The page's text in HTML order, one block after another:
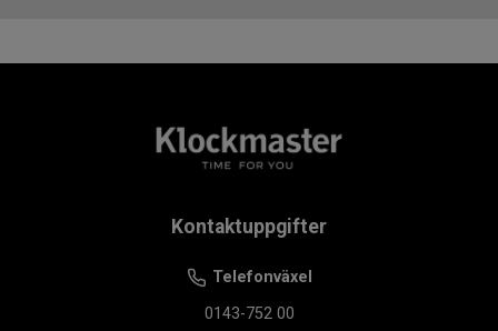
stilfull mekanisk klocka som kombinerar tradition,
Kontaktuppgifter
Telefonväxel
0143-752 00